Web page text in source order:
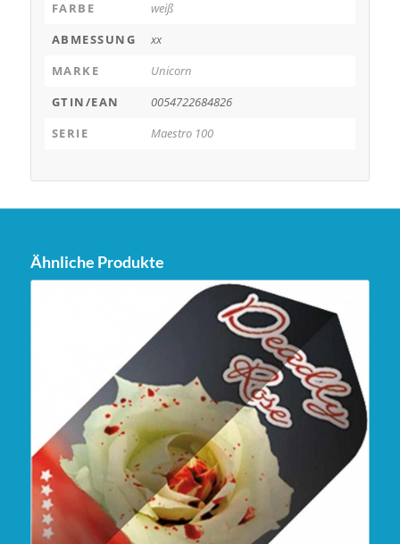
FARBE
weiß
ABMESSUNG
xx
MARKE
Unicorn
GTIN/EAN
0054722684826
SERIE
Maestro 100
Ähnliche Produkte